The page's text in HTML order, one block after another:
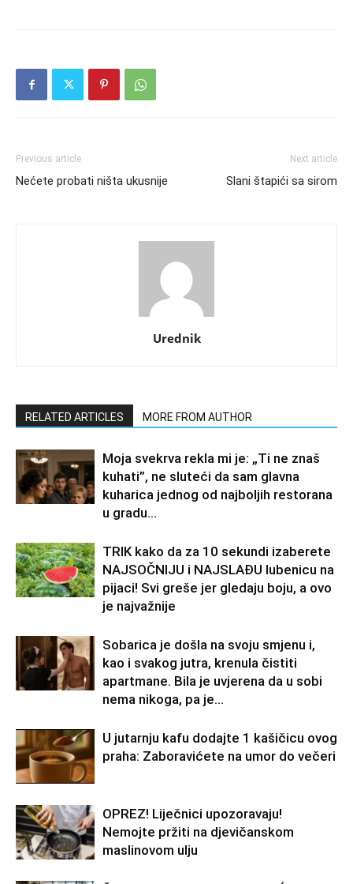
Previous article
Nećete probati ništa ukusnije
Next article
Slani štapići sa sirom
Urednik
RELATED ARTICLES MORE FROM AUTHOR
Moja svekrva rekla mi je: „Ti ne znaš
kuhati”, ne sluteći da sam glavna
kuharica jednog od najboljih restorana
u gradu…
TRIK kako da za 10 sekundi izaberete
NAJSOČNIJU i NAJSLAĐU lubenicu na
pijaci! Svi greše jer gledaju boju, a ovo
je najvažnije
Sobarica je došla na svoju smjenu i,
kao i svakog jutra, krenula čistiti
apartmane. Bila je uvjerena da u sobi
nema nikoga, pa je...
U jutarnju kafu dodajte 1 kašičicu ovog
praha: Zaboravićete na umor do večeri
OPREZ! Liječnici upozoravaju!
Nemojte pržiti na djevičanskom
maslinovom ulju